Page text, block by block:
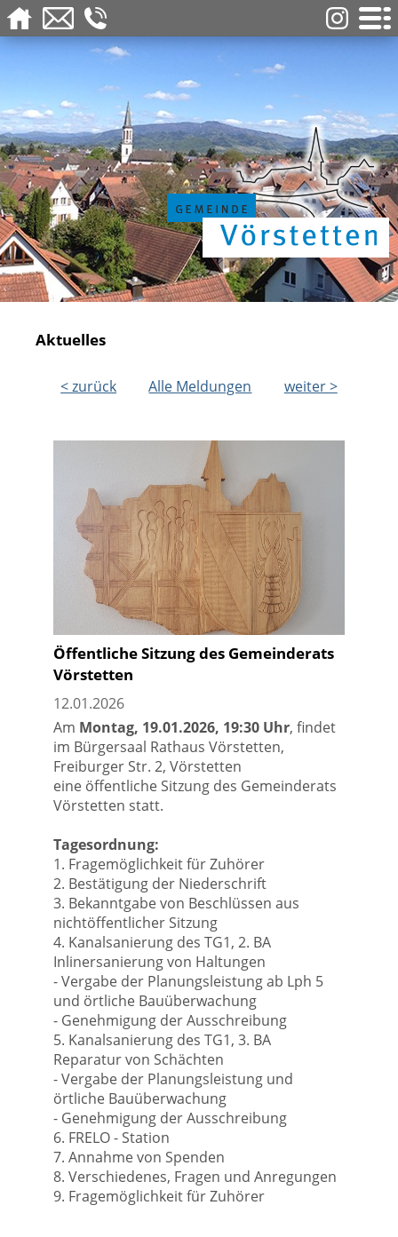
Aktuelles
< zurück Alle Meldungen weiter >
Öffentliche Sitzung des Gemeinderats
Vörstetten
12.01.2026
Am Montag, 19.01.2026, 19:30 Uhr, findet
im Bürgersaal Rathaus Vörstetten,
Freiburger Str. 2, Vörstetten
eine öffentliche Sitzung des Gemeinderats
Vörstetten statt.
Tagesordnung:
1. Fragemöglichkeit für Zuhörer
2. Bestätigung der Niederschrift
3. Bekanntgabe von Beschlüssen aus
nichtöffentlicher Sitzung
4. Kanalsanierung des TG1, 2. BA
Inlinersanierung von Haltungen
- Vergabe der Planungsleistung ab Lph 5
und örtliche Bauüberwachung
- Genehmigung der Ausschreibung
5. Kanalsanierung des TG1, 3. BA
Reparatur von Schächten
- Vergabe der Planungsleistung und
örtliche Bauüberwachung
- Genehmigung der Ausschreibung
6. FRELO - Station
7. Annahme von Spenden
8. Verschiedenes, Fragen und Anregungen
9. Fragemöglichkeit für Zuhörer